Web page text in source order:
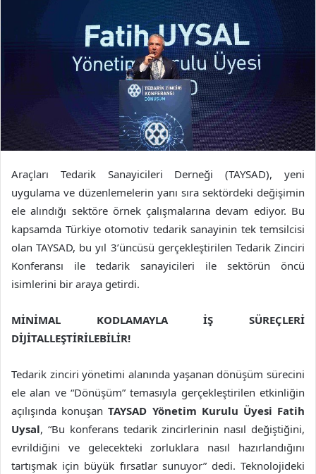
Araçları Tedarik Sanayicileri Derneği (TAYSAD), yeni
uygulama ve düzenlemelerin yanı sıra sektördeki değişimin
ele alındığı sektöre örnek çalışmalarına devam ediyor. Bu
kapsamda Türkiye otomotiv tedarik sanayinin tek temsilcisi
olan TAYSAD, bu yıl 3’üncüsü gerçekleştirilen Tedarik Zinciri
Konferansı ile tedarik sanayicileri ile sektörün öncü
isimlerini bir araya getirdi.
MİNİMAL KODLAMAYLA İŞ SÜREÇLERİ
DİJİTALLEŞTİRİLEBİLİR!
Tedarik zinciri yönetimi alanında yaşanan dönüşüm sürecini
ele alan ve “Dönüşüm” temasıyla gerçekleştirilen etkinliğin
açılışında konuşanTAYSAD Yönetim Kurulu Üyesi Fatih
Uysal, “Bu konferans tedarik zincirlerinin nasıl değiştiğini,
evrildiğini ve gelecekteki zorluklara nasıl hazırlandığını
tartışmak için büyük fırsatlar sunuyor” dedi. Teknolojideki